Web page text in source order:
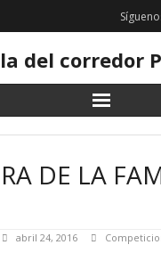
del corredor
DE LA
abril 24, 2016